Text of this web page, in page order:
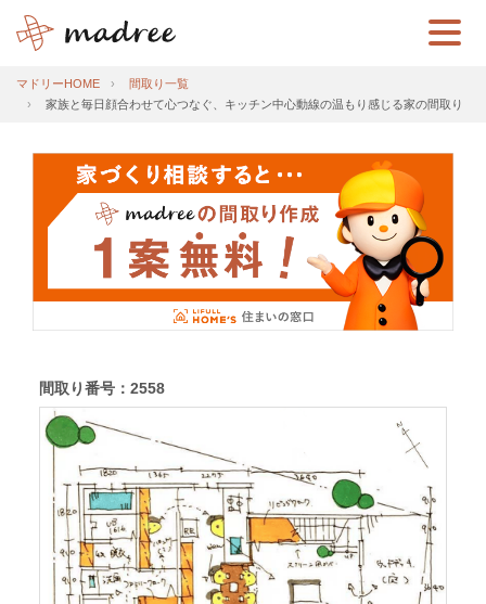
マドリーHOME
間取り一覧
家族と毎日顔合わせて心つなぐ、キッチン中心動線の温もり感じる家の間取り
間取り番号：2558